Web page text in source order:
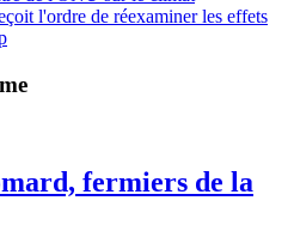
l'ordre de réexaminer les effets
fermiers de la